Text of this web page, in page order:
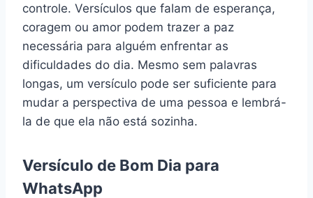
controle. Versículos que falam de esperança,
coragem ou amor podem trazer a paz
necessária para alguém enfrentar as
dificuldades do dia. Mesmo sem palavras
longas, um versículo pode ser suficiente para
mudar a perspectiva de uma pessoa e lembrá-
la de que ela não está sozinha.
Versículo de Bom Dia para
WhatsApp